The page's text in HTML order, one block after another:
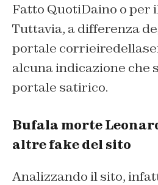
Fatto QuotiDaino o per
Tuttavia, a differenza
portale
alcuna indicazione che
portale satirico.
Bufala morte
altre fake del sito
Analizzando il sito,